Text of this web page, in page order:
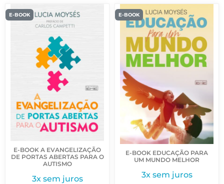
E-BOOK
E-BOOK A EVANGELIZAÇÃO
DE PORTAS ABERTAS PARA O
AUTISMO
3x sem juros
E-BOOK
E-BOOK EDUCAÇÃO PARA
UM MUNDO MELHOR
3x sem juros